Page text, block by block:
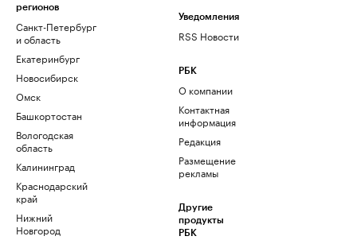
регионов
Санкт-Петербург
и область
Екатеринбург
Новосибирск
Омск
Башкортостан
Вологодская
область
Калининград
Краснодарский
край
Нижний
Новгород
Уведомления
RSS Новости
РБК
О компании
Контактная
информация
Редакция
Размещение
рекламы
Другие
продукты
РБК